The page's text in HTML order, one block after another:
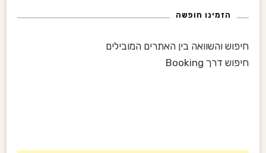
i
o
n
הזמינו חופשה
חיפוש והשוואה בין האתרים המובילים
חיפוש דרך Booking